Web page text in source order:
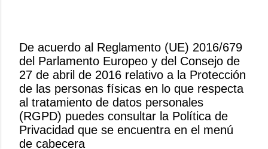
P
u
b
l
i
c
a
De acuerdo al Reglamento (UE) 2016/679
del Parlamento Europeo y del Consejo de
27 de abril de 2016 relativo a la Protección
de las personas físicas en lo que respecta
al tratamiento de datos personales
(RGPD) puedes consultar la Política de
Privacidad que se encuentra en el menú
de cabecera